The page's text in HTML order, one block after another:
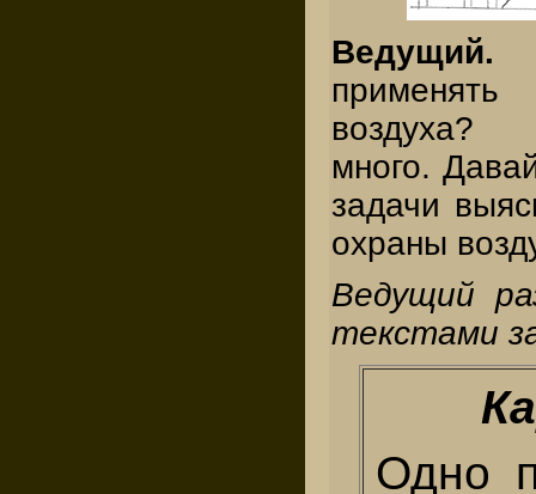
воздуха?
много.
задачи
охраны
Ведущий
текстами
Одно